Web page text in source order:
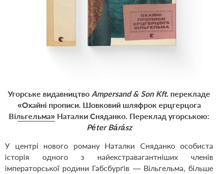
Угорське видавництво Ampersand & Son Kft. перекладе
«Охайні прописи. Шовковий шляфрок ерцгерцога
Вільгельма» Наталки Сняданко. Переклад угорською:
Péter Bárász
У центрі нового роману Наталки Сняданко особиста
історія одного з найекстравагантніших членів
імператорської родини Габс­бурґів — Вільгельма, більше